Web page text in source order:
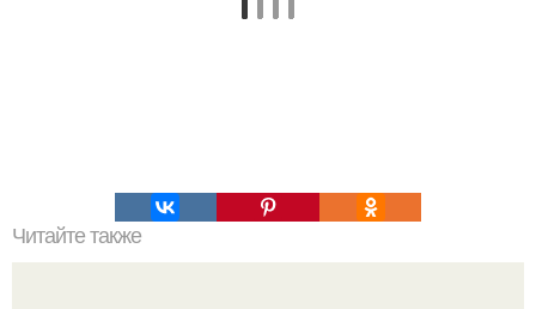
Читайте также